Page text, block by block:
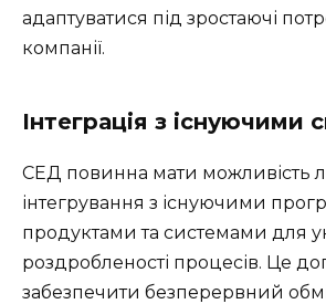
адаптуватися під зростаючі
компанії.
Інтеграція з існуючими
СЕД повинна мати можливість
інтегрування з існуючими
продуктами та системами для
роздробленості процесів. Це
забезпечити безперервний